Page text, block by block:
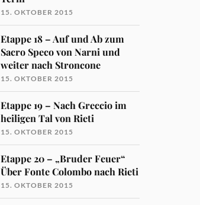
15. OKTOBER 2015
Etappe 18 – Auf und Ab zum
Sacro Speco von Narni und
weiter nach Stroncone
15. OKTOBER 2015
Etappe 19 – Nach Greccio im
heiligen Tal von Rieti
15. OKTOBER 2015
Etappe 20 – „Bruder Feuer“
Über Fonte Colombo nach Rieti
15. OKTOBER 2015